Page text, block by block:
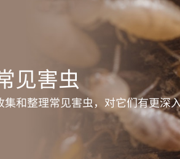
见害虫
集和整理常见害虫，对它们有更深